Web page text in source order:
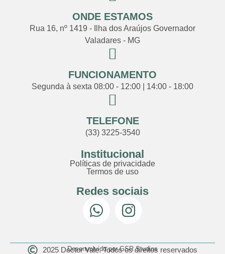
ONDE ESTAMOS
Rua 16, nº 1419 - Ilha dos Araújos Governador
Valadares - MG
FUNCIONAMENTO
Segunda à sexta 08:00 - 12:00 | 14:00 - 18:00
TELEFONE
(33) 3225-3540
Institucional
Políticas de privacidade
Termos de uso
Redes sociais
2025 Doctor Vale. Todos os direitos reservados
Desenvolvido por GSR Studios